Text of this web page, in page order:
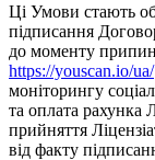
Ці Умови стають
підписання
до моменту
https://youscan.io/ua/
моніторингу
та оплата рахунка
прийняття
від факту